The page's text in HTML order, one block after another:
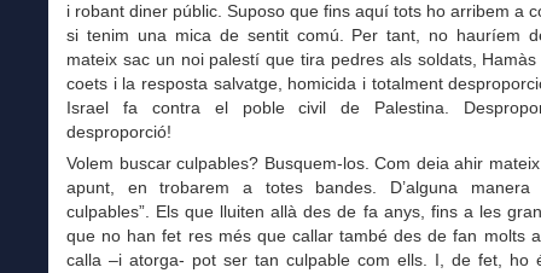
i robant diner públic. Suposo que fins aquí tots ho arribem a
si tenim una mica de sentit comú. Per tant, no hauríem
mateix sac un noi palestí que tira pedres als soldats,
coets i la resposta salvatge, homicida i totalment
Israel fa contra el poble civil de Palestina.
desproporció!
Volem buscar culpables? Busquem-los. Com deia ahir
apunt, en trobarem a totes bandes. D’alguna manera
culpables”. Els que lluiten allà des de fa anys, fins a les
que no han fet res més que callar també des de fan molts
calla –i atorga- pot ser tan culpable com ells. I, de fet, ho